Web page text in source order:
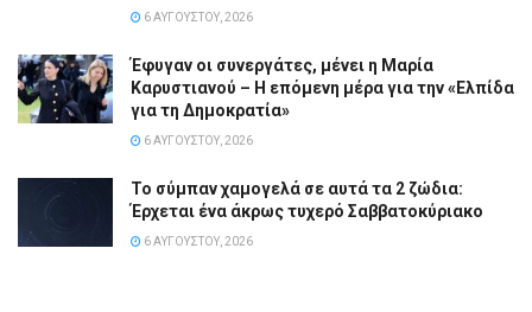
6 ΑΥΓΟΎΣΤΟΥ, 2026
Έφυγαν οι συνεργάτες, μένει η Μαρία
Καρυστιανού – Η επόμενη μέρα για την «Ελπίδα
για τη Δημοκρατία»
6 ΑΥΓΟΎΣΤΟΥ, 2026
Το σύμπαν χαμογελά σε αυτά τα 2 ζώδια:
Έρχεται ένα άκρως τυχερό Σαββατοκύριακο
6 ΑΥΓΟΎΣΤΟΥ, 2026